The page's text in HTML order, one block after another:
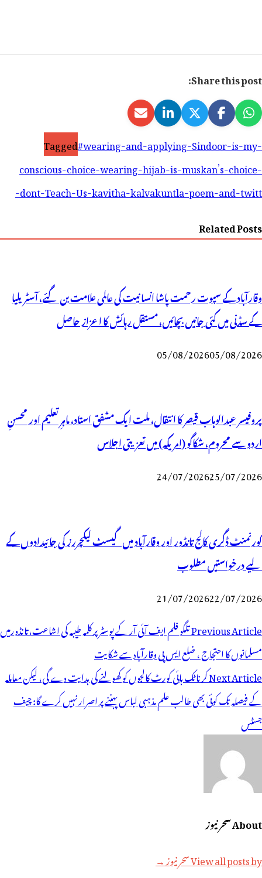
Share this post:
Tagged#wearing-and-applying-Sindoor-is-my-
conscious-choice-wearing-hijab-is-muskan’s-choice-
dont-Teach-Us-kavitha-kalvakuntla-poem-and-twitt-
Related Posts
وقارآباد کے سپوت رحمت پاشا انسانیت کی عالمی علامت بن گئے، آسٹریلیا
کے سڈنی میں کئی جانیں بچائیں، مستقل رہائش کا اعزاز حاصل
05/08/202605/08/2026
پروفیسر عبدالوہاب قیصر کا انتقال، ملت ایک مشفق استاد، ماہرِتعلیم اور محسنِ
اردو سے محروم، شکاگو (امریکہ) میں تعزیتی اجلاس
24/07/202625/07/2026
گورنمنٹ ڈگری کالج تانڈور اور وقارآباد میں گیسٹ لیکچررز کی جائیدادوں کے
لیے درخواستیں مطلوب
21/07/202622/07/2026
پوسٹوں
کی
نیویگیشن
Previous Articleتلگو فلم ایف آئی آر کے پوسٹر پر کلمہ طیبہ کی اشاعت،تانڈورمیں
مسلمانوں کا احتجاج ، ضلع ایس پی وقارآباد سے شکایت
Next Articleکرناٹک ہائی کورٹ کالجوں کو کھولنے کی ہدایت دے گی، لیکن معاملہ
کے فیصلہ تک کوئی بھی طالب علم مذہبی لباس پہننے پر اصرار نہیں کرے گا: چیف
جسٹس
About سحر نیوز
View all posts by سحر نیوز →